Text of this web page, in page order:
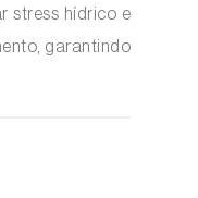
stress hídrico e
garantindo